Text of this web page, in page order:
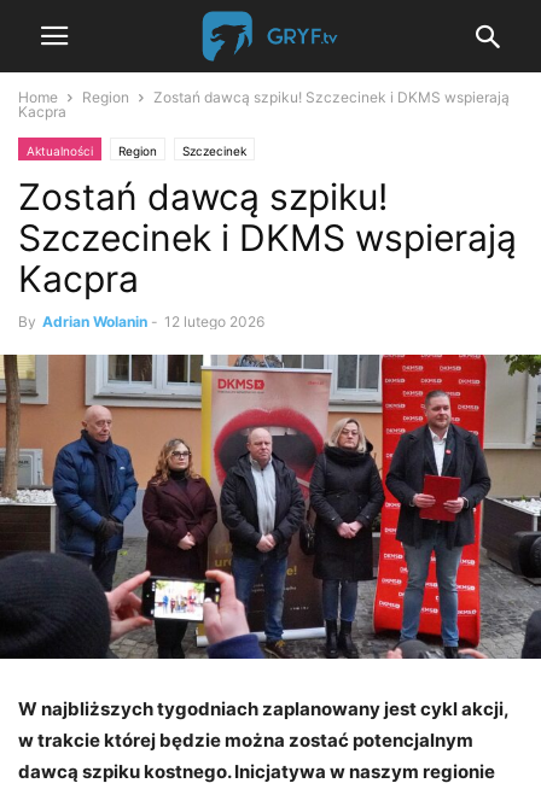
Home Region
Zostań dawcą szpiku! Szczecinek i DKMS wspierają
Kacpra
Aktualności Region Szczecinek
Zostań dawcą szpiku!
Szczecinek i DKMS wspierają
Kacpra
By Adrian Wolanin - 12 lutego 2026
W najbliższych tygodniach zaplanowany jest cykl akcji,
w trakcie której będzie można zostać potencjalnym
dawcą szpiku kostnego. Inicjatywa w naszym regionie